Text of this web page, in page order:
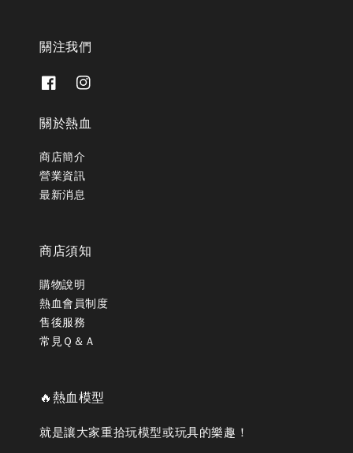
關注我們
關於熱血
商店簡介
營業資訊
最新消息
商店須知
購物說明
熱血會員制度
售後服務
常見Ｑ＆Ａ
🔥熱血模型
就是讓大家重拾玩模型或玩具的樂趣！